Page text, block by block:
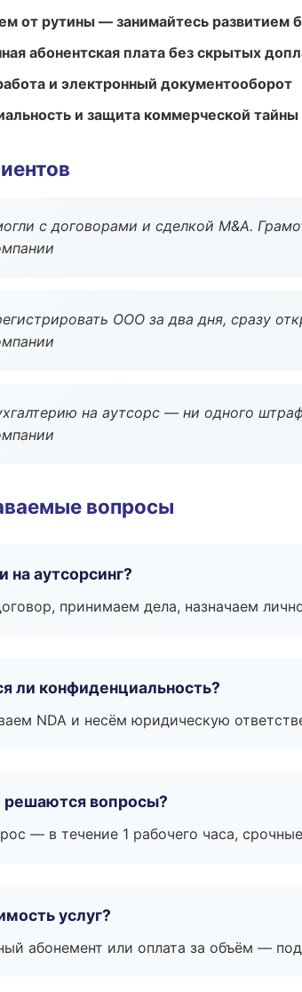
от рутины — занимайтесь развитием
абонентская плата без скрытых
и электронный документооборот
и защита коммерческой тайны
с договорами и сделкой M&A.
ООО за два дня, сразу
на аутсорс — ни одного
вопросы
на аутсорсинг?
принимаем дела, назначаем
ли конфиденциальность?
NDA и несём юридическую
решаются вопросы?
— в течение 1 рабочего часа,
услуг?
абонемент или оплата за объём —